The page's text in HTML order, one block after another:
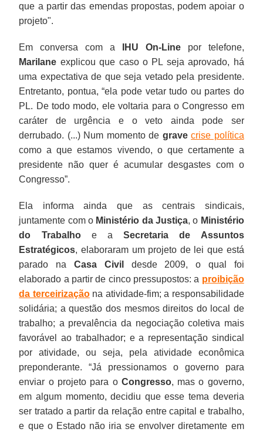
que a partir das emendas propostas, podem apoiar o
projeto".
Em conversa com a IHU On-Linepor telefone,
Marilane explicou que caso o PL seja aprovado, há
uma expectativa de que seja vetado pela presidente.
Entretanto, pontua, “ela pode vetar tudo ou partes do
PL. De todo modo, ele voltaria para o Congresso em
caráter de urgência e o veto ainda pode ser
derrubado. (...) Num momento de gravecrise política
como a que estamos vivendo, o que certamente a
presidente não quer é acumular desgastes com o
Congresso”.
Ela informa ainda que as centrais sindicais,
juntamente com o Ministério da Justiça, o Ministério
do Trabalhoe aSecretaria de Assuntos
Estratégicos, elaboraram um projeto de lei que está
parado na Casa Civil
desde 2009, o qual foi
elaborado a partir de cinco pressupostos: a proibição
da terceirizaçãona atividade-fim; a responsabilidade
solidária; a questão dos mesmos direitos do local de
trabalho; a prevalência da negociação coletiva mais
favorável ao trabalhador; e a representação sindical
por atividade, ou seja, pela atividade econômica
preponderante. “Já pressionamos o governo para
enviar o projeto para o Congresso, mas o governo,
em algum momento, decidiu que esse tema deveria
ser tratado a partir da relação entre capital e trabalho,
e que o Estado não iria se envolver diretamente em